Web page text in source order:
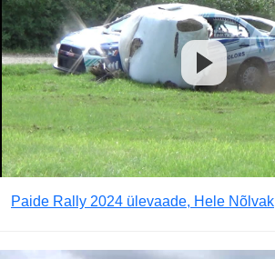
Paide Rally 2024 ülevaade, Hele Nõlvak